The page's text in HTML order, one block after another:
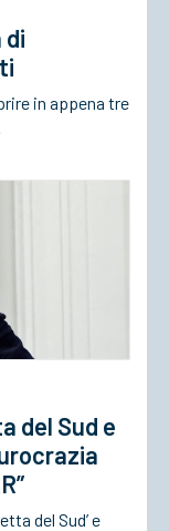
di
in appena tre
del Sud e
del Sud’ e